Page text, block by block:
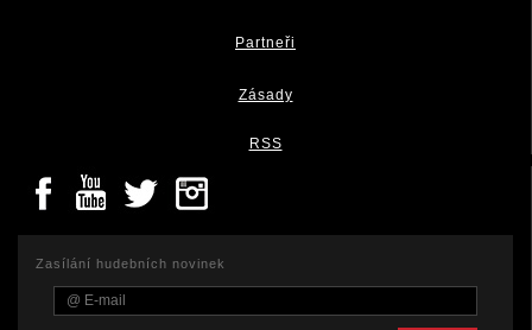
Partneři
Zásady
RSS
Zasílání hudebních novinek